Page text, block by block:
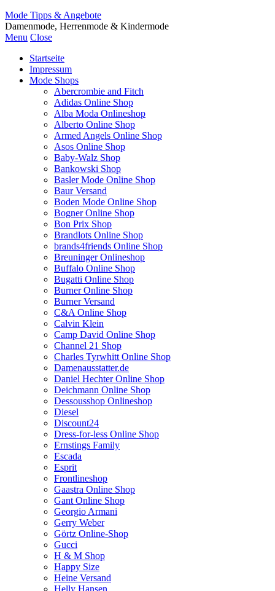
Mode Tipps & Angebote
Damenmode, Herrenmode & Kindermode
Menu Close
Startseite
Impressum
Mode Shops
Abercrombie and Fitch
Adidas Online Shop
Alba Moda Onlineshop
Alberto Online Shop
Armed Angels Online Shop
Asos Online Shop
Baby-Walz Shop
Bankowski Shop
Basler Mode Online Shop
Baur Versand
Boden Mode Online Shop
Bogner Online Shop
Bon Prix Shop
Brandlots Online Shop
brands4friends Online Shop
Breuninger Onlineshop
Buffalo Online Shop
Bugatti Online Shop
Burner Online Shop
Burner Versand
C&A Online Shop
Calvin Klein
Camp David Online Shop
Channel 21 Shop
Charles Tyrwhitt Online Shop
Damenausstatter.de
Daniel Hechter Online Shop
Deichmann Online Shop
Dessousshop Onlineshop
Diesel
Discount24
Dress-for-less Online Shop
Ernstings Family
Escada
Esprit
Frontlineshop
Gaastra Online Shop
Gant Online Shop
Georgio Armani
Gerry Weber
Görtz Online-Shop
Gucci
H & M Shop
Happy Size
Heine Versand
Helly Hansen